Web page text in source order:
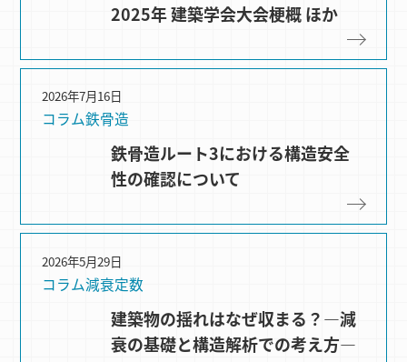
2025年 建築学会大会梗概 ほか
コラム鉄骨造
2026年7月16日
鉄骨造ルート3における構造安全
性の確認について
コラム減衰定数
2026年5月29日
建築物の揺れはなぜ収まる？―減
衰の基礎と構造解析での考え方―